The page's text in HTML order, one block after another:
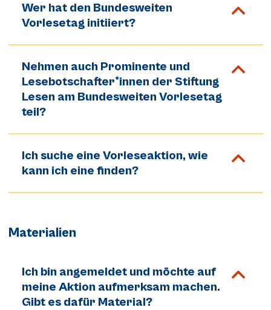
Wer hat den Bundesweiten
Vorlesetag initiiert?
Nehmen auch Prominente und
Lesebotschafter*innen der Stiftung
Lesen am Bundesweiten Vorlesetag
teil?
Ich suche eine Vorleseaktion, wie
kann ich eine finden?
Materialien
Ich bin angemeldet und möchte auf
meine Aktion aufmerksam machen.
Gibt es dafür Material?